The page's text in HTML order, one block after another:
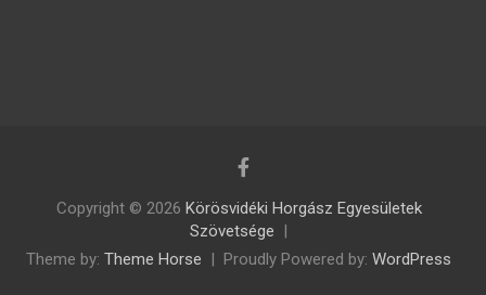
Copyright © 2026 Körösvidéki Horgász Egyesületek
Szövetsége
Theme by: Theme Horse Proudly Powered by: WordPress